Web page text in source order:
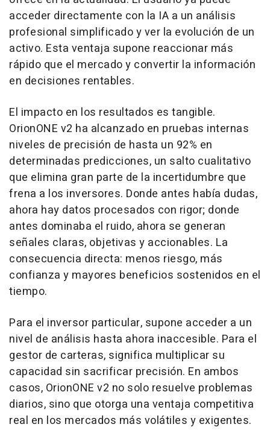
acceder directamente con la IA a un análisis
profesional simplificado y ver la evolución de un
activo. Esta ventaja supone reaccionar más
rápido que el mercado y convertir la información
en decisiones rentables.
El impacto en los resultados es tangible.
OrionONE v2 ha alcanzado en pruebas internas
niveles de precisión de hasta un 92% en
determinadas predicciones, un salto cualitativo
que elimina gran parte de la incertidumbre que
frena a los inversores. Donde antes había dudas,
ahora hay datos procesados con rigor; donde
antes dominaba el ruido, ahora se generan
señales claras, objetivas y accionables. La
consecuencia directa: menos riesgo, más
confianza y mayores beneficios sostenidos en el
tiempo.
Para el inversor particular, supone acceder a un
nivel de análisis hasta ahora inaccesible. Para el
gestor de carteras, significa multiplicar su
capacidad sin sacrificar precisión. En ambos
casos, OrionONE v2 no solo resuelve problemas
diarios, sino que otorga una ventaja competitiva
real en los mercados más volátiles y exigentes.